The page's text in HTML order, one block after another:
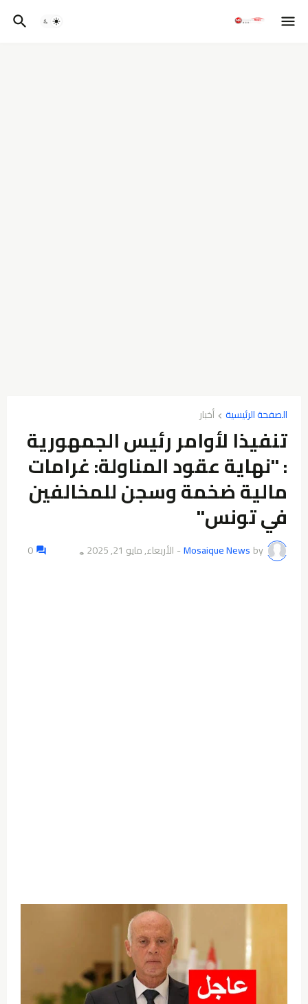
الصفحة الرئيسية
تنفيذا لأوامر رئيس الجمهورية
: "نهاية عقود المناولة: غرامات
مالية ضخمة وسجن للمخالفين
في تونس"
by
Mosaique News
- الأربعاء, مايو 21, 2025 👁️
0